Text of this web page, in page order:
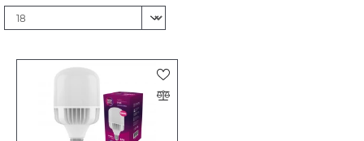
КОЛІР СВІТІННЯ
ТИП ЛАМПИ
СВІТЛОВИЙ ПОТІК